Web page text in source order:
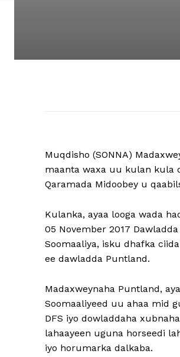
Muqdisho (SONNA)
maanta waxa uu kulan kula
Qaramada Midoobey u
Kulanka, ayaa looga wada
05 November 2017
Soomaaliya, isku dhafka
ee dawladda Puntland.
Madaxweynaha Puntland,
Soomaaliyeed uu ahaa mid
DFS iyo dowladdaha
lahaayeen uguna horseedi
iyo horumarka dalkaba.